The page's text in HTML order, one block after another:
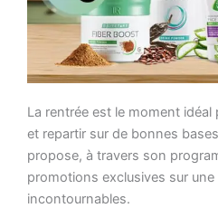
La rentrée est le moment
et repartir sur de bonnes
propose, à travers son
promotions exclusives sur
incontournables.